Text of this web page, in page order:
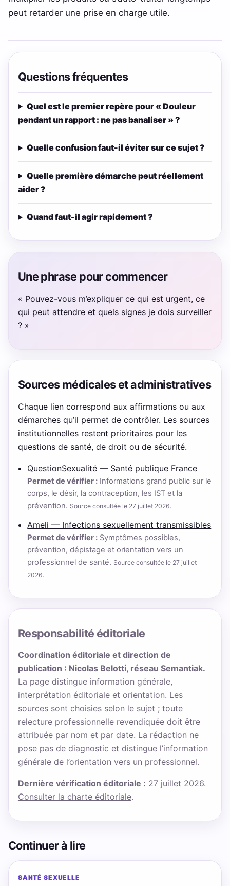
peut retarder une prise en charge utile.
Questions fréquentes
Quel est le premier repère pour « Douleur
pendant un rapport : ne pas banaliser » ?
Quelle confusion faut-il éviter sur ce sujet ?
Quelle première démarche peut réellement
aider ?
Quand faut-il agir rapidement ?
Une phrase pour commencer
« Pouvez-vous m’expliquer ce qui est urgent, ce
qui peut attendre et quels signes je dois surveiller
? »
Sources médicales et administratives
Chaque lien correspond aux affirmations ou aux
démarches qu’il permet de contrôler. Les sources
institutionnelles restent prioritaires pour les
questions de santé, de droit ou de sécurité.
QuestionSexualité — Santé publique France
Permet de vérifier : Informations grand public sur le
corps, le désir, la contraception, les IST et la
prévention. Source consultée le 27 juillet 2026.
Ameli — Infections sexuellement transmissibles
Permet de vérifier : Symptômes possibles,
prévention, dépistage et orientation vers un
professionnel de santé. Source consultée le 27 juillet
2026.
Responsabilité éditoriale
Coordination éditoriale et direction de
publication : Nicolas Belotti, réseau Semantiak.
La page distingue information générale,
interprétation éditoriale et orientation. Les
sources sont choisies selon le sujet ; toute
relecture professionnelle revendiquée doit être
attribuée par nom et par date. La rédaction ne
pose pas de diagnostic et distingue l’information
générale de l’orientation vers un professionnel.
Dernière vérification éditoriale : 27 juillet 2026.
Consulter la charte éditoriale.
Continuer à lire
SANTÉ SEXUELLE